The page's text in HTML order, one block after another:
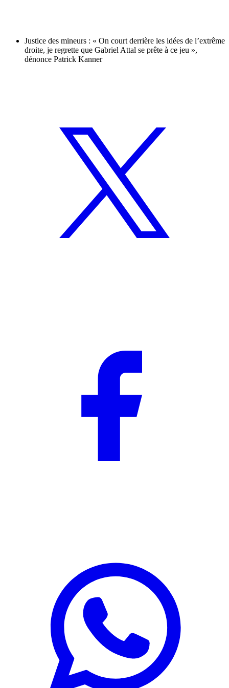
Justice des mineurs : « On court derrière les idées de l’extrême
droite, je regrette que Gabriel Attal se prête à ce jeu »,
dénonce Patrick Kanner